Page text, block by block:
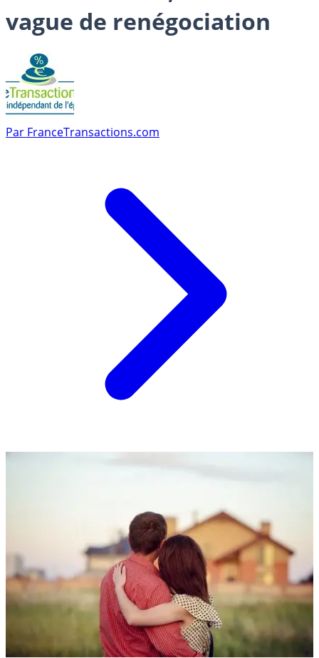
vague de renégociation
Par FranceTransactions.com